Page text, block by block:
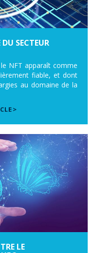
SECTEUR
NFT apparaît comme
fiable, et dont
au domaine de la
LE